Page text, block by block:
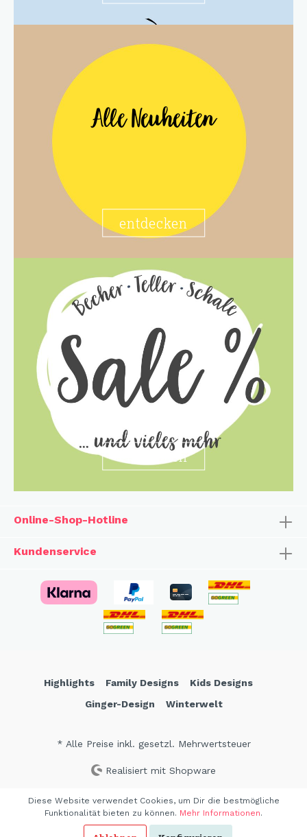
Alle Neuheiten
entdecken
entdecken
Online-Shop-Hotline
Kundenservice
Highlights Family Designs
Kids Designs
Ginger-Design
Winterwelt
* Alle Preise inkl. gesetzl. Mehrwertsteuer
Realisiert mit Shopware
Diese Website verwendet Cookies, um Dir die bestmögliche
Funktionalität bieten zu können. Mehr Informationen.